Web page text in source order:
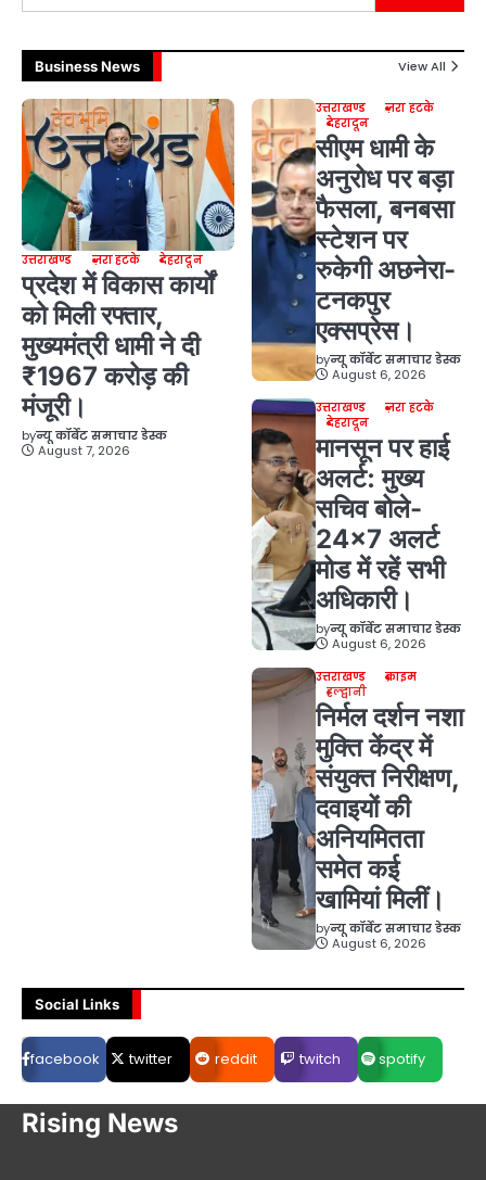
Business News View All
उत्तराखण्ड ज़रा हटके देहरादून
प्रदेश में विकास कार्यों
को मिली रफ्तार,
मुख्यमंत्री धामी ने दी
₹1967 करोड़ की
मंजूरी।
byन्यू कॉर्बेट समाचार डेस्क
August 7, 2026
उत्तराखण्ड
ज़रा हटके
देहरादून
सीएम धामी के
अनुरोध पर बड़ा
फैसला, बनबसा
स्टेशन पर
रुकेगी अछनेरा-
टनकपुर
एक्सप्रेस।
byन्यू कॉर्बेट समाचार डेस्क
August 6, 2026
उत्तराखण्ड
ज़रा हटके
देहरादून
मानसून पर हाई
अलर्ट: मुख्य
सचिव बोले-
24×7 अलर्ट
मोड में रहें सभी
अधिकारी।
byन्यू कॉर्बेट समाचार डेस्क
August 6, 2026
उत्तराखण्ड
क्राइम
हल्द्वानी
निर्मल दर्शन नशा
मुक्ति केंद्र में
संयुक्त निरीक्षण,
दवाइयों की
अनियमितता
समेत कई
खामियां मिलीं।
byन्यू कॉर्बेट समाचार डेस्क
August 6, 2026
Social Links
facebook twitter reddit twitch spotify
Rising News